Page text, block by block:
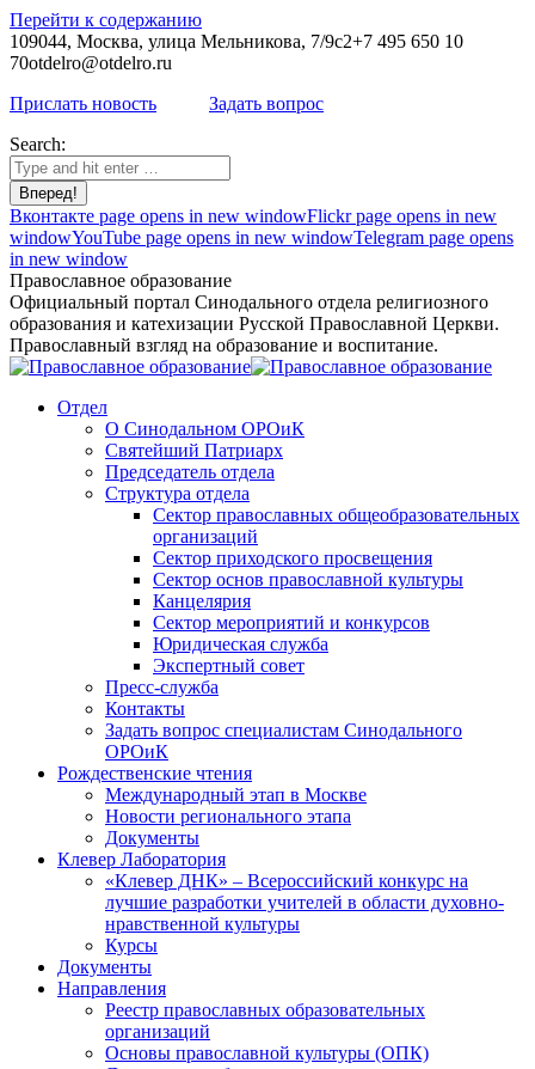
Перейти к содержанию
109044, Москва, улица Мельникова, 7/9с2+7 495 650 10
70otdelro@otdelro.ru
Прислать новость
Задать вопрос
Search:
Вконтакте page opens in new windowFlickr page opens in new
windowYouTube page opens in new windowTelegram page opens
in new window
Православное образование
Официальный портал Синодального отдела религиозного
образования и катехизации Русской Православной Церкви.
Православный взгляд на образование и воспитание.
Отдел
О Синодальном ОРОиК
Святейший Патриарх
Председатель отдела
Структура отдела
Сектор православных общеобразовательных
организаций
Сектор приходского просвещения
Сектор основ православной культуры
Канцелярия
Сектор мероприятий и конкурсов
Юридическая служба
Экспертный совет
Пресс-служба
Контакты
Задать вопрос специалистам Синодального
ОРОиК
Рождественские чтения
Международный этап в Москве
Новости регионального этапа
Документы
Клевер Лаборатория
«Клевер ДНК» – Всероссийский конкурс на
лучшие разработки учителей в области духовно-
нравственной культуры
Курсы
Документы
Направления
Реестр православных образовательных
организаций
Основы православной культуры (ОПК)